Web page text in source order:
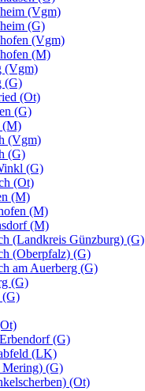
(Vgm)
(G)
(Vgm)
(M)
(Vgm)
(G)
(Ot)
(G)
(M)
(Vgm)
(G)
(G)
(Ot)
(M)
(M)
(M)
(Landkreis Günzburg) (G)
(Oberpfalz) (G)
am Auerberg (G)
(G)
(G)
(G)
(LK)
Mering) (G)
(Ot)